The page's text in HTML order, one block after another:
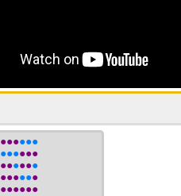
●●●●●●
●●●●●●
●●●●●●
●●●●●●
●●●●●●